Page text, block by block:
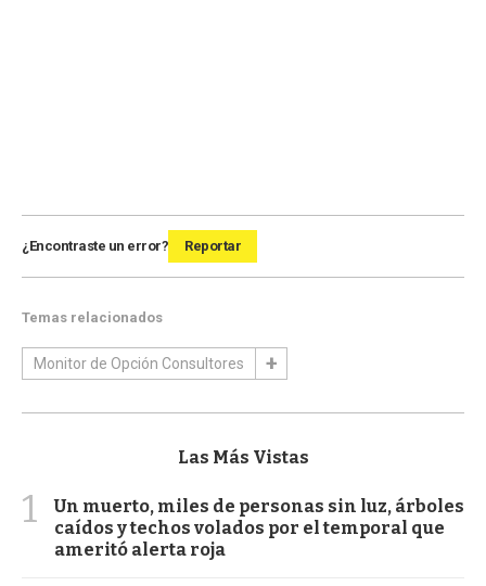
¿Encontraste un error? Reportar
Temas relacionados
Monitor de Opción Consultores
Las Más Vistas
1
Un muerto, miles de personas sin luz, árboles
caídos y techos volados por el temporal que
ameritó alerta roja